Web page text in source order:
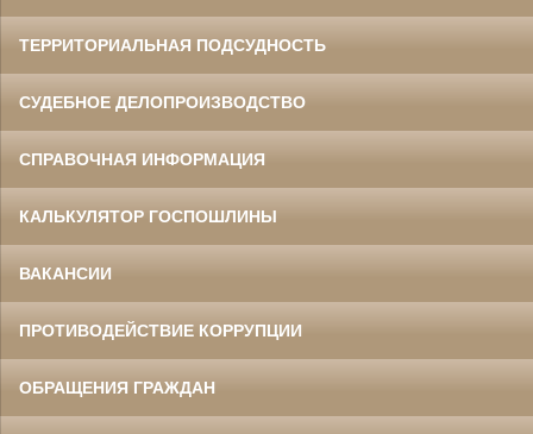
ТЕРРИТОРИАЛЬНАЯ ПОДСУДНОСТЬ
СУДЕБНОЕ ДЕЛОПРОИЗВОДСТВО
СПРАВОЧНАЯ ИНФОРМАЦИЯ
КАЛЬКУЛЯТОР ГОСПОШЛИНЫ
ВАКАНСИИ
ПРОТИВОДЕЙСТВИЕ КОРРУПЦИИ
ОБРАЩЕНИЯ ГРАЖДАН